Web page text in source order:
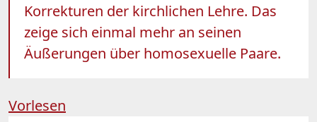
Korrekturen der kirchlichen Lehre. Das
zeige sich einmal mehr an seinen
Äußerungen über homosexuelle Paare.
Vorlesen